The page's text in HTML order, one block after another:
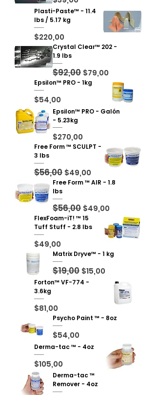
Plasti-Paste™ - 11.4
lbs / 5.17 kg
Precio
$220,00
Crystal Clear™ 202 -
1.9 lbs
Precio
$92,00 Precio de oferta
$79,00
Epsilon™ PRO - 1kg
Precio
$54,00
Epsilon™ PRO - Galón
- 5.23kg
Precio
$270,00
Free Form ™ SCULPT -
3 lbs
Precio
$56,00 Precio de oferta
$49,00
Free Form ™ AIR - 1.8
lbs
Precio
$56,00 Precio de oferta
$49,00
FlexFoam-iT! ™ 15
Tuff Stuff - 2.8 lbs
Precio
$49,00
Matrix Dryve™ - 1 kg
Precio
$19,00 Precio de oferta
$15,00
Forton™ VF-774 -
3.6kg
Precio
$81,00
Psycho Paint ™ - 8oz
Precio
$54,00
Derma-tac ™ - 4oz
Precio
$105,00
Derma-tac ™
Remover - 4oz